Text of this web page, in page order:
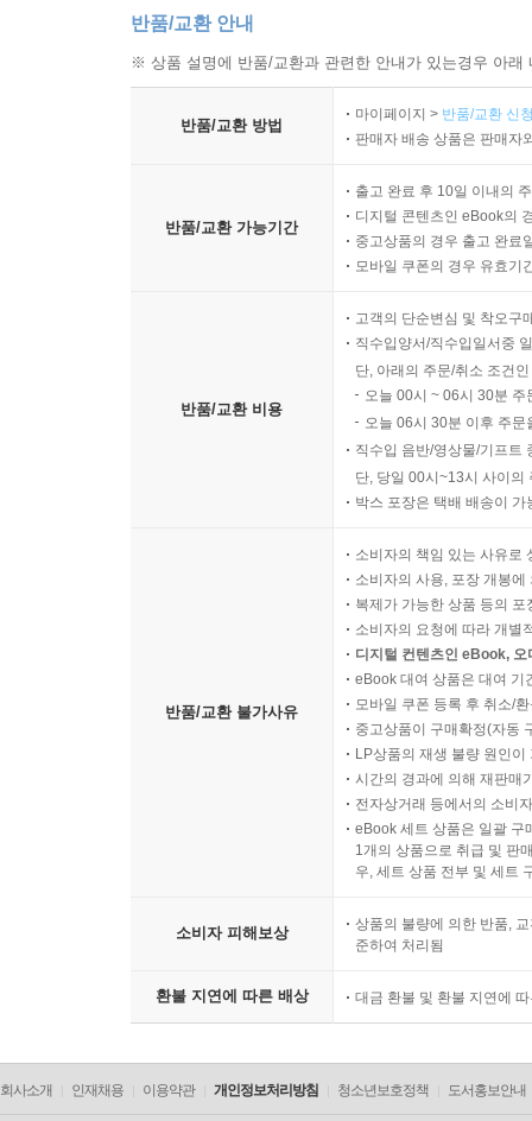
반품/교환 안내
※ 상품 설명에 반품/교환과 관련한 안내가 있는경우 아
반품/교환 방법
마이페이지 > 반품/교환 신
판매자 배송 상품은 판매자
반품/교환 가능기간
출고 완료 후 10일 이내의
디지털 콘텐츠인 eBook의
중고상품의 경우 출고 완료
모바일 쿠폰의 경우 유효기
반품/교환 비용
고객의 단순변심 및 착오구
직수입양서/직수입일서중
단, 아래의 주문/취소 조건
오늘 00시 ~ 06시 30분
오늘 06시 30분 이후 주
직수입 음반/영상물/기프트
단, 당일 00시~13시 사이의
박스 포장은 택배 배송이
반품/교환 불가사유
소비자의 책임 있는 사유로
소비자의 사용, 포장 개봉
복제가 가능한 상품 등의
소비자의 요청에 따라 개별
디지털 컨텐츠인 eBook,
eBook 대여 상품은 대여 기
모바일 쿠폰 등록 후 취소/
중고상품이 구매확정(자동
LP상품의 재생 불량 원인
시간의 경과에 의해 재판매
전자상거래 등에서의 소비
eBook 세트 상품은 일괄 구
1개의 상품으로 취급 및 판
우, 세트 상품 전부 및 세트
소비자 피해보상
상품의 불량에 의한 반품,
준하여 처리됨
환불 지연에 따른 배상 대금 환불 및 환불 지연에
회사소개 인재채용 이용약관 개인정보처리방침 청소년보호정책 도서홍보안내